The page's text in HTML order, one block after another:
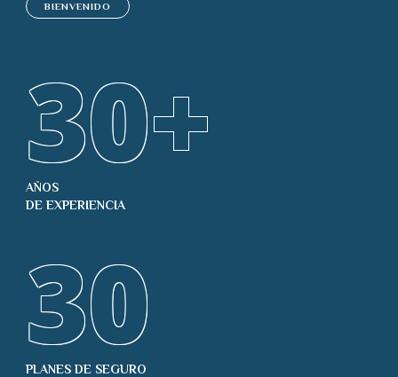
BIENVENIDO
30+
AÑOS
DE EXPERIENCIA
30
PLANES DE SEGURO